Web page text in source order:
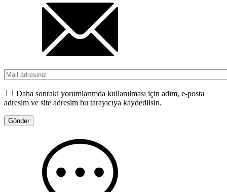
Daha sonraki yorumlarımda kullanılması için adım, e-posta
adresim ve site adresim bu tarayıcıya kaydedilsin.